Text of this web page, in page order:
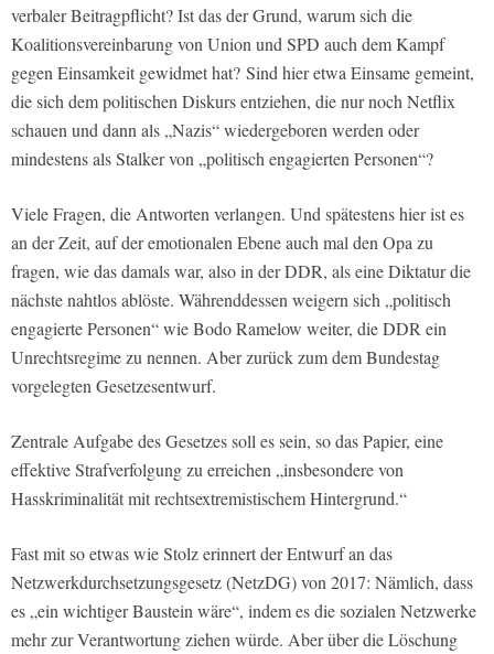
verbaler Beitragpflicht? Ist das der Grund, warum sich die
Koalitionsvereinbarung von Union und SPD auch dem Kampf
gegen Einsamkeit gewidmet hat? Sind hier etwa Einsame gemeint,
die sich dem politischen Diskurs entziehen, die nur noch Netflix
schauen und dann als „Nazis“ wiedergeboren werden oder
mindestens als Stalker von „politisch engagierten Personen“?
Viele Fragen, die Antworten verlangen. Und spätestens hier ist es
an der Zeit, auf der emotionalen Ebene auch mal den Opa zu
fragen, wie das damals war, also in der DDR, als eine Diktatur die
nächste nahtlos ablöste. Währenddessen weigern sich „politisch
engagierte Personen“ wie Bodo Ramelow weiter, die DDR ein
Unrechtsregime zu nennen. Aber zurück zum dem Bundestag
vorgelegten Gesetzesentwurf.
Zentrale Aufgabe des Gesetzes soll es sein, so das Papier, eine
effektive Strafverfolgung zu erreichen „insbesondere von
Hasskriminalität mit rechtsextremistischem Hintergrund.“
Fast mit so etwas wie Stolz erinnert der Entwurf an das
Netzwerkdurchsetzungsgesetz (NetzDG) von 2017: Nämlich, dass
es „ein wichtiger Baustein wäre“, indem es die sozialen Netzwerke
mehr zur Verantwortung ziehen würde. Aber über die Löschung